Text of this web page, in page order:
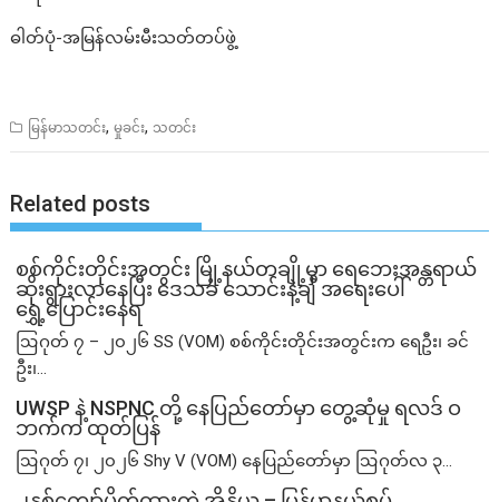
ဓါတ်ပုံ-အမြန်လမ်းမီးသတ်တပ်ဖွဲ့
မြန်မာသတင်း,မှုခင်း, သတင်း
Related posts
စစ်ကိုင်းတိုင်းအတွင်း မြို့နယ်တချို့မှာ ရေဘေးအန္တရာယ်
ဆိုးရွားလာနေပြီး ဒေသခံ သောင်းနဲ့ချီ အရေးပေါ်
ရွှေ့ပြောင်းနေရ
ဩဂုတ် ၇ – ၂၀၂၆ SS (VOM) စစ်ကိုင်းတိုင်းအတွင်းက ရေဦး၊ ခင်
ဦး၊...
UWSP နဲ့ NSPNC တို့ နေပြည်တော်မှာ တွေ့ဆုံမှု ရလဒ် ဝ
ဘက်က ထုတ်ပြန်
ဩဂုတ် ၇၊ ၂၀၂၆ Shy V (VOM) နေပြည်တော်မှာ ဩဂုတ်လ ၃...